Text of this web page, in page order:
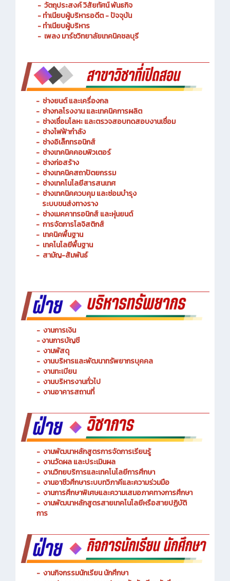
- ประวัติความเป็นมา
- วัตถุประสงค์ วิสัยทัศน์ พันธกิจ
- ทำเนียบผู้บริหารอดีต - ปัจจุบัน
- ทำเนียบผู้บริหาร
- ช่างยนต์ และเครื่องกล
- ช่างกลโรงงาน และเทคนิคการผลิต
- ช่างเชื่อมโลหะ และตรวจสอบทดสอบงานเชื่อม
- ช่างไฟฟ้ากำลัง
- ช่างอิเล็กทรอนิกส์
- ช่างเทคนิคคอมพิวเตอร์
- ช่างก่อสร้าง
- ช่างเทคนิคสถาปัตยกรรม
- ช่างเทคโนโลยีสารสนเทศ
ช่างเทคนิคควบคุม และซ่อมบำรุง
ระบบขนส่งทางราง
- ช่างเมคคาทรอนิกส์ และหุ่นยนต์
- การจัดการโลจิสติกส์
- เทคนิคพื้นฐาน
- เทคโนโลยีพื้นฐาน
-งานการเงิน
- งานการบัญชี
- งานพัสดุ
- งานบริหารและพัฒนาทรัพยากรบุคคล
- งานทะเบียน
- งานบริหารงานทั่วไป
- งานพัฒนาหลักสูตรการจัดการเรียนรู้
- งานวัดผล และประเมินผล
- งานวิทยบริการและเทคโนโลยีการศึกษา
- งานอาชีวศึกษาระบบทวิภาคีและความร่วมมือ
- งานการศึกษาพิเศษและความเสมอภาคทางการศึกษา
- งานพัฒนาหลักสูตรสายเทคโนโลยีหรือสายปฏิบัติ